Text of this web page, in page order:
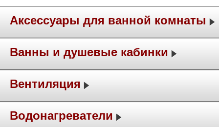
Аксессуары для ванной комнаты
Ванны и душевые кабинки
Вентиляция
Водонагреватели